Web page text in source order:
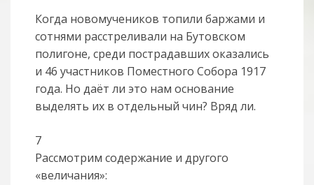
Когда новомучеников топили баржами и
сотнями расстреливали на Бутовском
полигоне, среди пострадавших оказались
и 46 участников Поместного Собора 1917
года. Но даёт ли это нам основание
выделять их в отдельный чин? Вряд ли.
7
Рассмотрим содержание и другого
«величания»: